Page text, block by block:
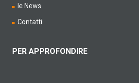
le News
Contatti
PER APPROFONDIRE